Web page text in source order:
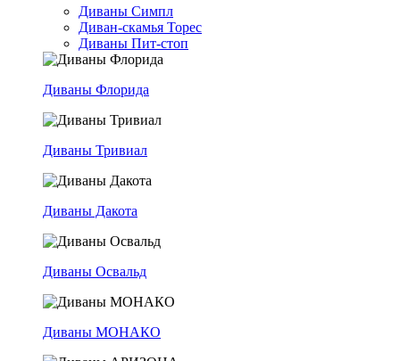
Диваны Симпл
Диван-скамья Торес
Диваны Пит-стоп
Диваны Флорида
Диваны Тривиал
Диваны Дакота
Диваны Освальд
Диваны МОНАКО